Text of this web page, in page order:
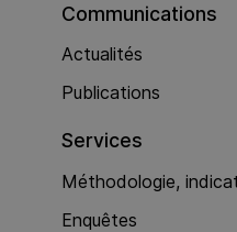
Communications
Actualités
Publications
Services
Méthodologie,
Enquêtes